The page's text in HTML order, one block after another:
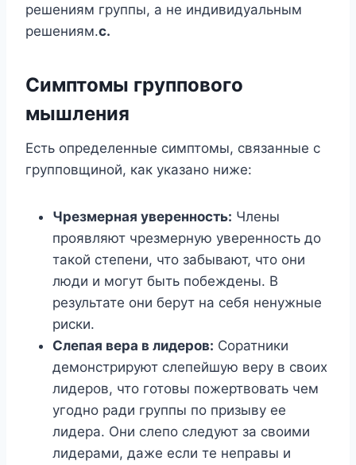
решениям группы, а не индивидуальным
решениям.с.
Симптомы группового
мышления
Есть определенные симптомы, связанные с
групповщиной, как указано ниже:
Чрезмерная уверенность: Члены
проявляют чрезмерную уверенность до
такой степени, что забывают, что они
люди и могут быть побеждены. В
результате они берут на себя ненужные
риски.
Слепая вера в лидеров: Соратники
демонстрируют слепейшую веру в своих
лидеров, что готовы пожертвовать чем
угодно ради группы по призыву ее
лидера. Они слепо следуют за своими
лидерами, даже если те неправы и